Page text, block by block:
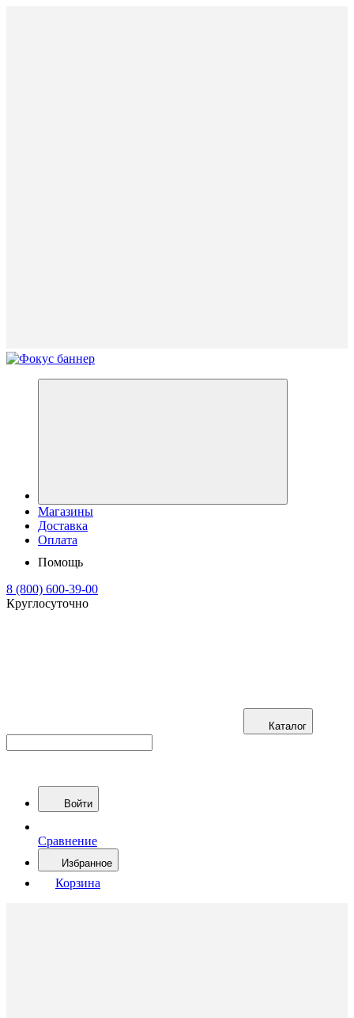
Магазины
Доставка
Оплата
Помощь
8 (800) 600-39-00
Круглосуточно
Каталог
Войти
Сравнение
Избранное
Корзина